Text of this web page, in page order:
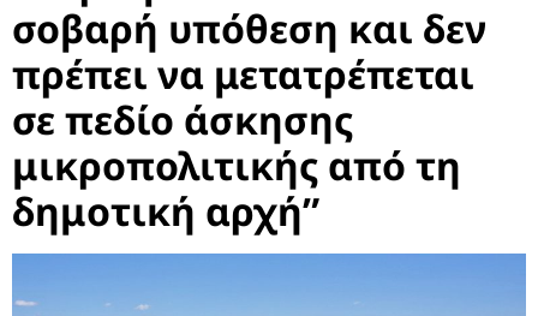
σοβαρή υπόθεση και δεν
πρέπει να μετατρέπεται
σε πεδίο άσκησης
μικροπολιτικής από τη
δημοτική αρχή”